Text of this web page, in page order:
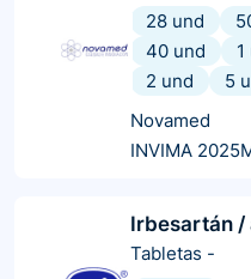
28 und
40 und
1
2 und
5
Novamed
INVIMA
Irbesartán /
Tabletas -